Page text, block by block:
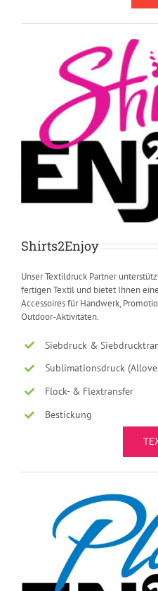
Shirts2Enjoy
Unser Textildruck Partner
fertigen Textil und bietet Ihnen
Accessoires für Handwerk,
Outdoor-Aktivitäten.
Siebdruck &
Sublimationsdruck
Flock- & Flextransfer
Bestickung